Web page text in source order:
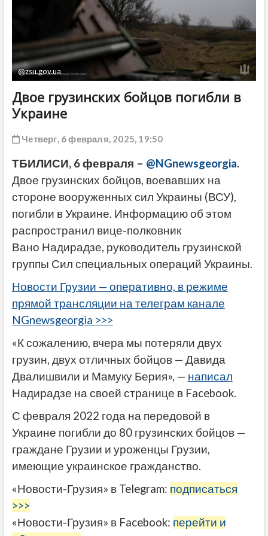
@zsu.gov.ua
Двое грузинских бойцов погибли в
Украине
Четверг, 6 февраля, 2025, 19:50
ТБИЛИСИ, 6 февраля – @NGnewsgeorgia.
Двое грузинских бойцов, воевавших на
стороне вооруженных сил Украины (ВСУ),
погибли в Украине. Информацию об этом
распространил вице-полковник
Вано Надирадзе, руководитель грузинской
группы Сил специальных операций Украины.
Новости Грузии — оперативно, в режиме
прямой трансляции на телеграм канале
NGnewsgeorgia >>>
«К сожалению, вчера мы потеряли двух
грузин, двух отличных бойцов — Давида
Двалишвили и Мамуку Берия», — написал
Надирадзе на своей странице в Facebook.
С февраля 2022 года на передовой в
Украине погибли до 80 грузинских бойцов —
граждане Грузии и уроженцы Грузии,
имеющие украинское гражданство.
«Новости-Грузия» в Telegram: подписаться
>>>
«Новости-Грузия» в Facebook: перейти и